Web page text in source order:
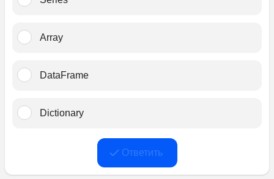
Array﻿
DataFrame﻿
Dictionary﻿
Ответить